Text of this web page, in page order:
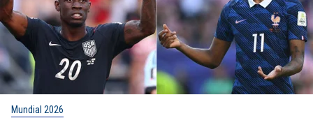
Mundial 2026